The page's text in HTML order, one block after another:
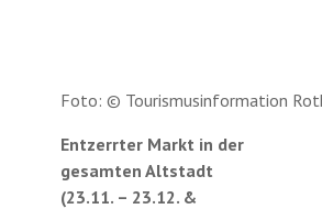
Foto: © Tourismusinformation
Entzerrter Markt in der
gesamten Altstadt
(23.11. – 23.12. &